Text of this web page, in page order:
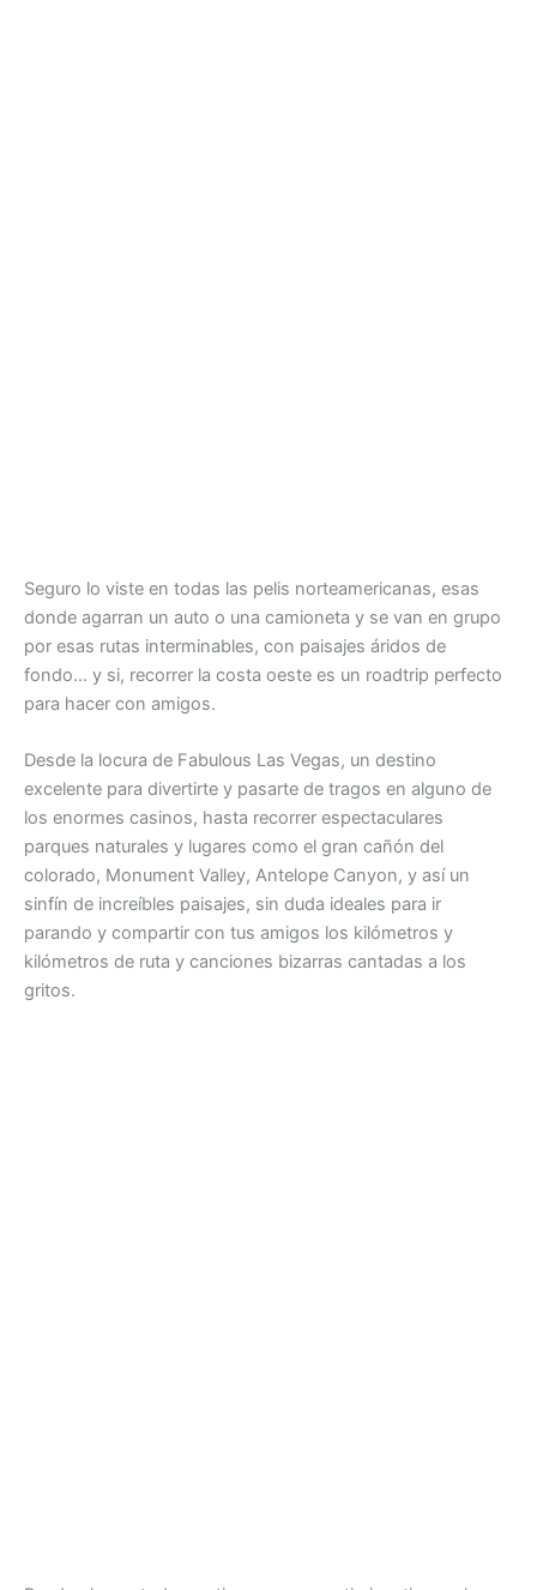
Seguro lo viste en todas las pelis norteamericanas, esas
donde agarran un auto o una camioneta y se van en grupo
por esas rutas interminables, con paisajes áridos de
fondo… y si, recorrer la costa oeste es un roadtrip perfecto
para hacer con amigos.
Desde la locura de Fabulous Las Vegas, un destino
excelente para divertirte y pasarte de tragos en alguno de
los enormes casinos, hasta recorrer espectaculares
parques naturales y lugares como el gran cañón del
colorado, Monument Valley, Antelope Canyon, y así un
sinfín de increíbles paisajes, sin duda ideales para ir
parando y compartir con tus amigos los kilómetros y
kilómetros de ruta y canciones bizarras cantadas a los
gritos.